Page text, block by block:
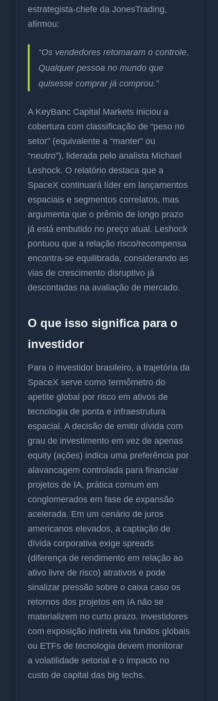
estrategista-chefe da JonesTrading,
afirmou:
“Os vendedores retomaram o controle.
Qualquer pessoa no mundo que
quisesse comprar já comprou.”
A KeyBanc Capital Markets iniciou a
cobertura com classificação de “peso no
setor” (equivalente a “manter” ou
“neutro”), liderada pelo analista Michael
Leshock. O relatório destaca que a
SpaceX continuará líder em lançamentos
espaciais e segmentos correlatos, mas
argumenta que o prêmio de longo prazo
já está embutido no preço atual. Leshock
pontuou que a relação risco/recompensa
encontra-se equilibrada, considerando as
vias de crescimento disruptivo já
descontadas na avaliação de mercado.
O que isso significa para o
investidor
Para o investidor brasileiro, a trajetória da
SpaceX serve como termômetro do
apetite global por risco em ativos de
tecnologia de ponta e infraestrutura
espacial. A decisão de emitir dívida com
grau de investimento em vez de apenas
equity (ações) indica uma preferência por
alavancagem controlada para financiar
projetos de IA, prática comum em
conglomerados em fase de expansão
acelerada. Em um cenário de juros
americanos elevados, a captação de
dívida corporativa exige spreads
(diferença de rendimento em relação ao
ativo livre de risco) atrativos e pode
sinalizar pressão sobre o caixa caso os
retornos dos projetos em IA não se
materializem no curto prazo. Investidores
com exposição indireta via fundos globais
ou ETFs de tecnologia devem monitorar
a volatilidade setorial e o impacto no
custo de capital das big techs.